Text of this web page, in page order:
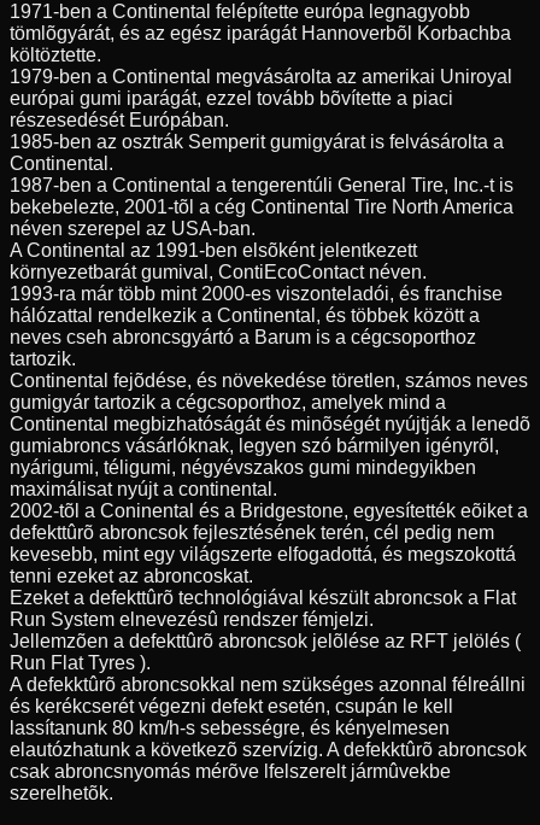
1971-ben a Continental felépítette európa legnagyobb
tömlõgyárát, és az egész iparágát Hannoverbõl Korbachba
költöztette.
1979-ben a Continental megvásárolta az amerikai Uniroyal
európai gumi iparágát, ezzel tovább bõvítette a piaci
részesedését Európában.
1985-ben az osztrák Semperit gumigyárat is felvásárolta a
Continental.
1987-ben a Continental a tengerentúli General Tire, Inc.-t is
bekebelezte, 2001-tõl a cég Continental Tire North America
néven szerepel az USA-ban.
A Continental az 1991-ben elsõként jelentkezett
környezetbarát gumival, ContiEcoContact néven.
1993-ra már több mint 2000-es viszonteladói, és franchise
hálózattal rendelkezik a Continental, és többek között a
neves cseh abroncsgyártó a Barum is a cégcsoporthoz
tartozik.
Continental fejõdése, és növekedése töretlen, számos neves
gumigyár tartozik a cégcsoporthoz, amelyek mind a
Continental megbizhatóságát és minõségét nyújtják a lenedõ
gumiabroncs vásárlóknak, legyen szó bármilyen igényrõl,
nyárigumi, téligumi, négyévszakos gumi mindegyikben
maximálisat nyújt a continental.
2002-tõl a Coninental és a Bridgestone, egyesítették eõiket a
defekttûrõ abroncsok fejlesztésének terén, cél pedig nem
kevesebb, mint egy világszerte elfogadottá, és megszokottá
tenni ezeket az abroncoskat.
Ezeket a defekttûrõ technológiával készült abroncsok a Flat
Run System elnevezésû rendszer fémjelzi.
Jellemzõen a defekttûrõ abroncsok jelõlése az RFT jelölés (
Run Flat Tyres ).
A defekktûrõ abroncsokkal nem szükséges azonnal félreállni
és kerékcserét végezni defekt esetén, csupán le kell
lassítanunk 80 km/h-s sebességre, és kényelmesen
elautózhatunk a következõ szervízig. A defekktûrõ abroncsok
csak abroncsnyomás mérõve lfelszerelt jármûvekbe
szerelhetõk.